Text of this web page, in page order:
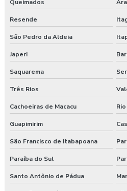
Consultoria segurança do trabalho
Consultoria em segurança do
Curso esocial para segurança do
Curso de nr 17
Curso nr 31
Curso segurança do trabalho
Empresa de consultoria em saúde
Queimados
Resende
São Pedro da Aldeia
Japeri
Saquarema
Três Rios
Cachoeiras de Macacu
Guapimirim
São Francisco de Itabapoana
Paraíba do Sul
Santo Antônio de Pádua